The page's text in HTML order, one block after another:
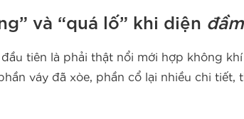
và “quá lố” khi diện
tiên là phải thật nổi mới hợp không
váy đã xòe, phần cổ lại nhiều chi tiết,